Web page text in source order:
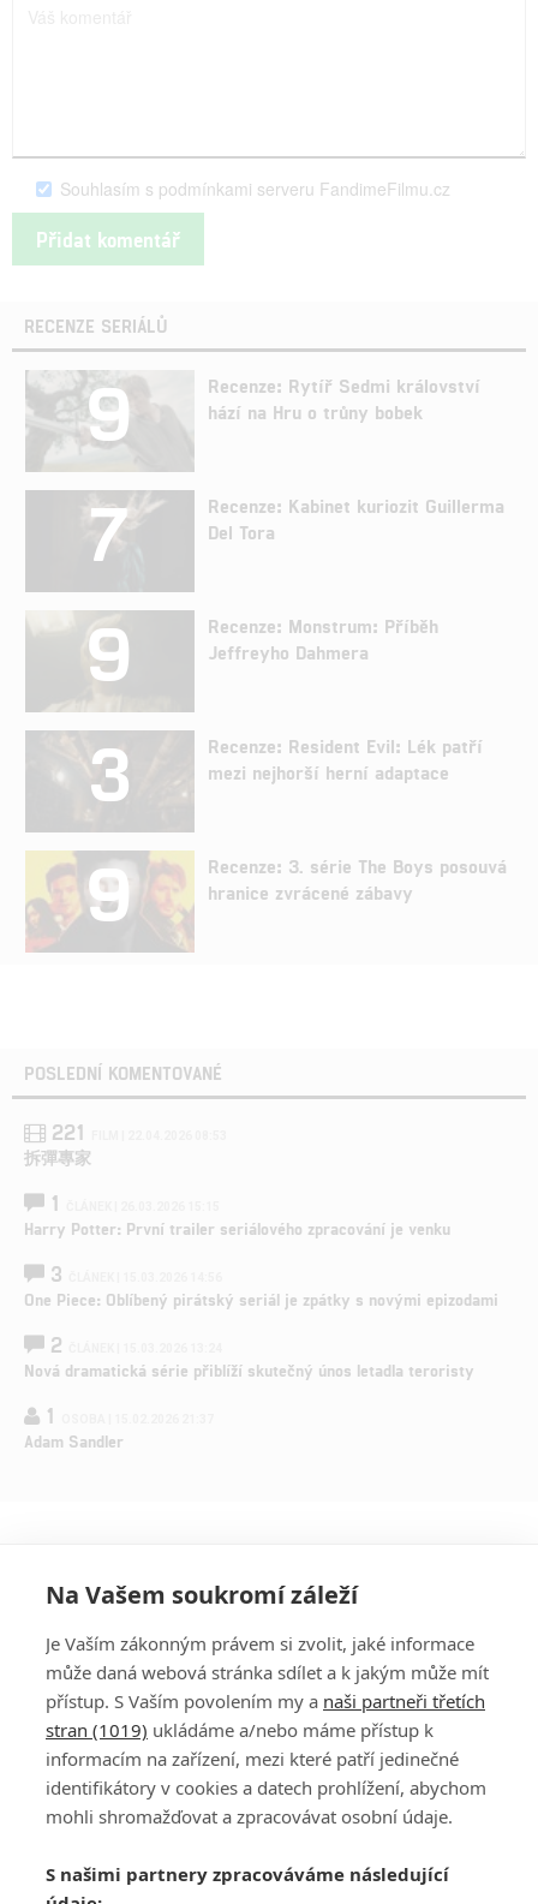
Souhlasím s podmínkami serveru FandimeFilmu.cz
RECENZE SERIÁLŮ
9
Recenze: Rytíř Sedmi království
hází na Hru o trůny bobek
7
Recenze: Kabinet kuriozit Guillerma
Del Tora
9
Recenze: Monstrum: Příběh
Jeffreyho Dahmera
3
Recenze: Resident Evil: Lék patří
mezi nejhorší herní adaptace
9
Recenze: 3. série The Boys posouvá
hranice zvrácené zábavy
POSLEDNÍ KOMENTOVANÉ
221
拆彈專家
1
Harry Potter: První trailer seriálového zpracování je venku
3
One Piece: Oblíbený pirátský seriál je zpátky s novými epizodami
2
Nová dramatická série přiblíží skutečný únos letadla teroristy
1
Adam Sandler
PŘIHLÁSIT
REGISTROVAT
DISKUZE
Šéfredaktorkou webu jePetr Slavík, e-mailserialy@fandimefilmu.cz
Na Vašem soukromí záleží
Je Vaším zákonným právem si zvolit, jaké informace
může daná webová stránka sdílet a k jakým může mít
přístup. S Vaším povolením my a naši partneři třetích
stran (1019) ukládáme a/nebo máme přístup k
informacím na zařízení, mezi které patří jedinečné
identifikátory v cookies a datech prohlížení, abychom
mohli shromažďovat a zpracovávat osobní údaje.
S našimi partnery zpracováváme následující